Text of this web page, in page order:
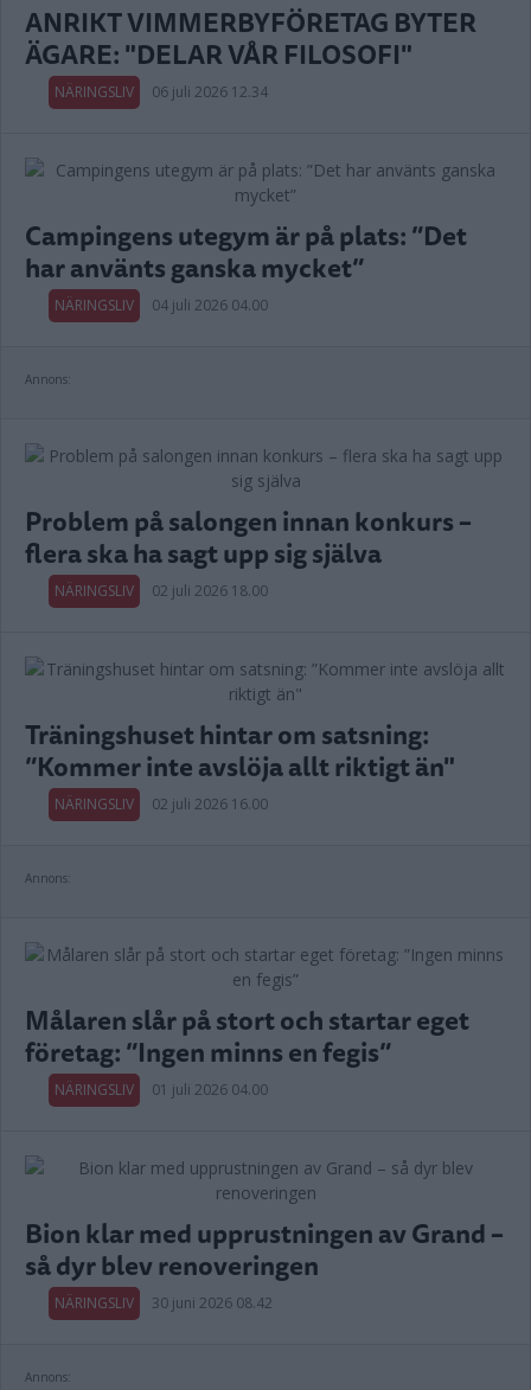
ANRIKT VIMMERBYFÖRETAG BYTER
ÄGARE: "DELAR VÅR FILOSOFI"
NÄRINGSLIV 06 juli 2026 12.34
Campingens utegym är på plats: ”Det
har använts ganska mycket”
NÄRINGSLIV 04 juli 2026 04.00
Annons:
Problem på salongen innan konkurs –
flera ska ha sagt upp sig själva
NÄRINGSLIV 02 juli 2026 18.00
Träningshuset hintar om satsning:
”Kommer inte avslöja allt riktigt än"
NÄRINGSLIV 02 juli 2026 16.00
Annons:
Målaren slår på stort och startar eget
företag: ”Ingen minns en fegis”
NÄRINGSLIV 01 juli 2026 04.00
Bion klar med upprustningen av Grand –
så dyr blev renoveringen
NÄRINGSLIV 30 juni 2026 08.42
Annons: